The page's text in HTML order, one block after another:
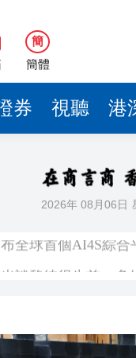
簡
簡體
券 視聽 港
2026年 08月06日
談黎彼得生前：多
得離世未留遺言 兒